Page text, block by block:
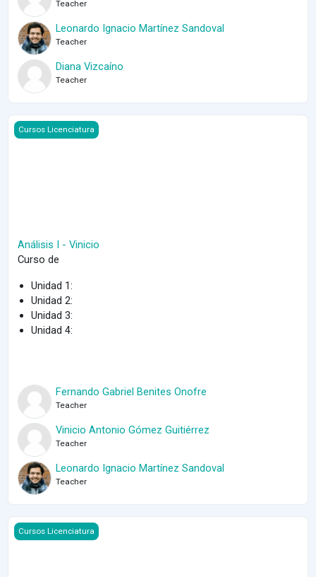
Teacher
Leonardo Ignacio Martínez Sandoval
Teacher
Diana Vizcaíno
Teacher
Course image Análisis I - Vinicio
Cursos Licenciatura
Análisis I - Vinicio
Curso de
Unidad 1:
Unidad 2:
Unidad 3:
Unidad 4:
Fernando Gabriel Benites Onofre
Teacher
Vinicio Antonio Gómez Guitiérrez
Teacher
Leonardo Ignacio Martínez Sandoval
Teacher
Course image Geometría Analítica 1 - 2022 -2
Cursos Licenciatura